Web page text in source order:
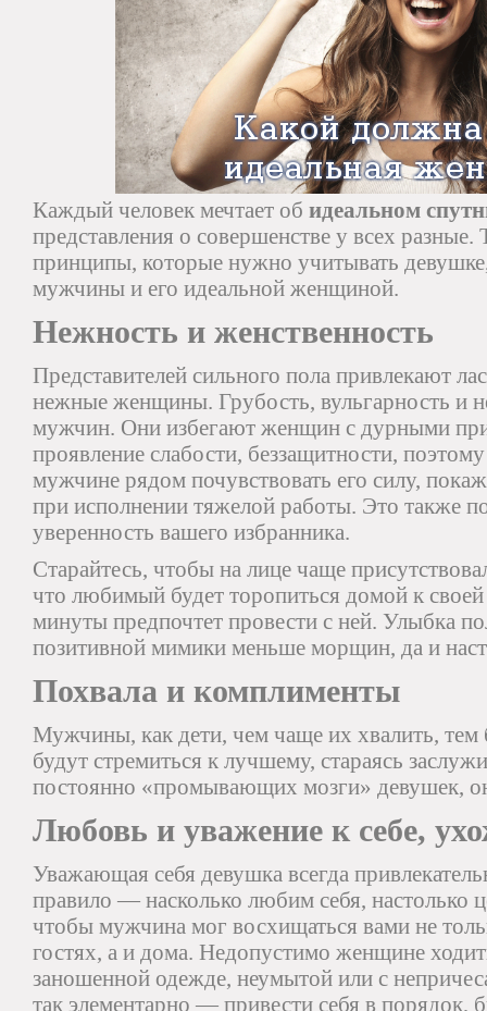
Каждый человек мечтает об идеальном
представления о совершенстве у всех
принципы, которые нужно учитывать
мужчины и его идеальной женщиной.
Нежность и женственность
Представителей сильного пола привлекают
нежные женщины. Грубость, вульгарность и
мужчин. Они избегают женщин с дурными
проявление слабости, беззащитности,
мужчине рядом почувствовать его силу,
при исполнении тяжелой работы. Это также
уверенность вашего избранника.
Старайтесь, чтобы на лице чаще
что любимый будет торопиться домой к
минуты предпочтет провести с ней. Улыбка
позитивной мимики меньше морщин, да и
Похвала и комплименты
Мужчины, как дети, чем чаще их хвалить, тем
будут стремиться к лучшему, стараясь
постоянно «промывающих мозги» девушек,
Любовь и уважение к себе,
Уважающая себя девушка всегда
правило — насколько любим себя, настолько
чтобы мужчина мог восхищаться вами не
гостях, а и дома. Недопустимо женщине
заношенной одежде, неумытой или с
так элементарно — привести себя в порядок,